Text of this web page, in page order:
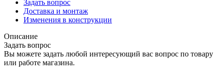
Задать вопрос
Доставка и монтаж
Изменения в конструкции
Описание
Задать вопрос
Вы можете задать любой интересующий вас вопрос по товару
или работе магазина.